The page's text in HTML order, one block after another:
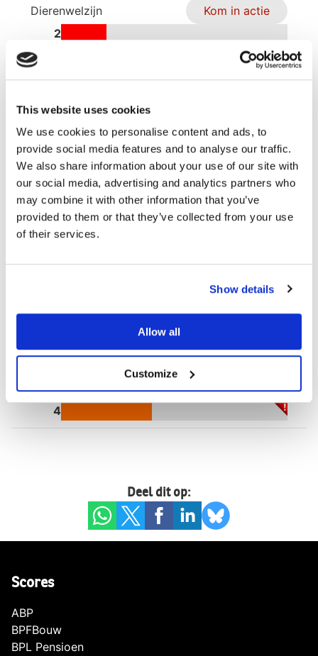
This website uses cookies
We use cookies to personalise content and ads, to
provide social media features and to analyse our traffic.
We also share information about your use of our site with
our social media, advertising and analytics partners who
may combine it with other information that you’ve
provided to them or that they’ve collected from your use
of their services.
Show details
Allow all
Customize
Dierenwelzijn
2
Kom in actie
Gendergelijkheid
Kom in actie
Gezondheid
Klimaatverandering
5
Kom in actie
Mensenrechten
Kom in actie
2
Wapens
4
Kom in actie
Deel dit op:
Scores
ABP
BPFBouw
BPL Pensioen